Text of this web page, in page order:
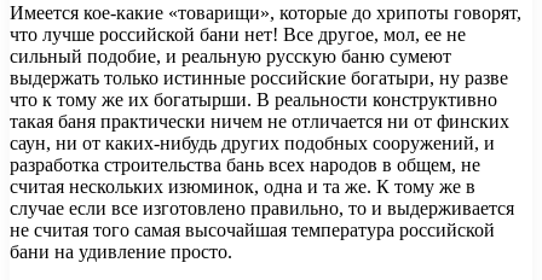
Имеется кое-какие «товарищи», которые до хрипоты говорят,
что лучше российской бани нет! Все другое, мол, ее не
сильный подобие, и реальную русскую баню сумеют
выдержать только истинные российские богатыри, ну разве
что к тому же их богатырши. В реальности конструктивно
такая баня практически ничем не отличается ни от финских
саун, ни от каких-нибудь других подобных сооружений, и
разработка строительства бань всех народов в общем, не
считая нескольких изюминок, одна и та же. К тому же в
случае если все изготовлено правильно, то и выдерживается
не считая того самая высочайшая температура российской
бани на удивление просто.